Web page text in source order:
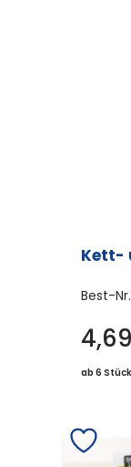
Kett-
Best-Nr.
4,69
ab 6